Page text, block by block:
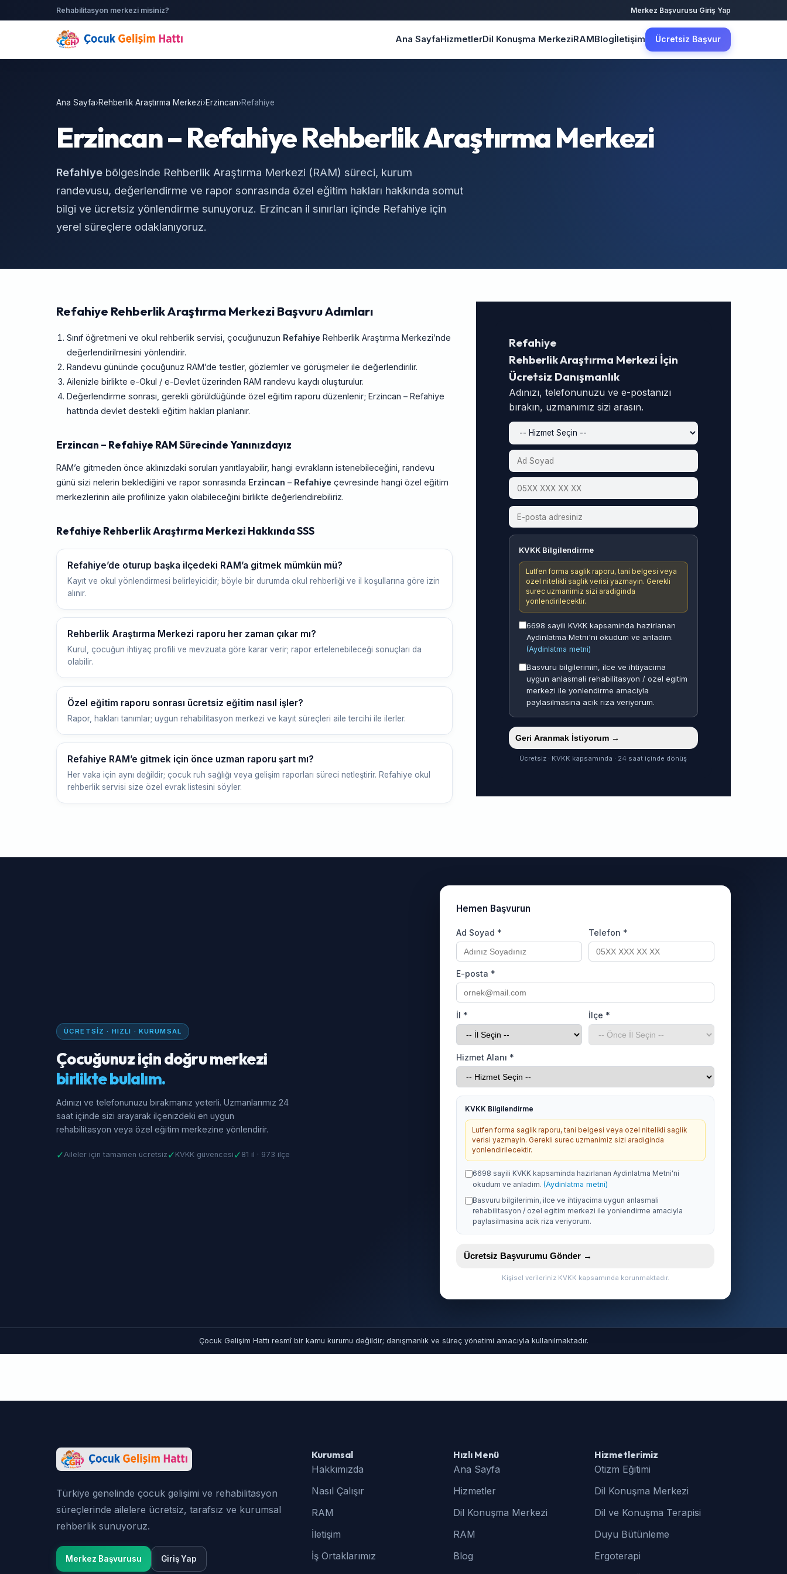
Rehabilitasyon merkezi misiniz? Merkez Başvurusu·Giriş Yap
Ana SayfaHizmetlerDil Konuşma MerkeziRAMBlogİletişim Ücretsiz Başvur
Ana Sayfa›Rehberlik Araştırma Merkezi›Erzincan›Refahiye
Erzincan – Refahiye Rehberlik Araştırma Merkezi
Refahiye bölgesinde Rehberlik Araştırma Merkezi (RAM) süreci, kurum
randevusu, değerlendirme ve rapor sonrasında özel eğitim hakları hakkında somut
bilgi ve ücretsiz yönlendirme sunuyoruz. Erzincan il sınırları içinde Refahiye için
yerel süreçlere odaklanıyoruz.
Refahiye Rehberlik Araştırma Merkezi Başvuru Adımları
Sınıf öğretmeni ve okul rehberlik servisi, çocuğunuzun Refahiye Rehberlik Araştırma Merkezi’nde
değerlendirilmesini yönlendirir.
Randevu gününde çocuğunuz RAM’de testler, gözlemler ve görüşmeler ile değerlendirilir.
Ailenizle birlikte e-Okul / e-Devlet üzerinden RAM randevu kaydı oluşturulur.
Değerlendirme sonrası, gerekli görüldüğünde özel eğitim raporu düzenlenir; Erzincan – Refahiye
hattında devlet destekli eğitim hakları planlanır.
Erzincan – Refahiye RAM Sürecinde Yanınızdayız
RAM’e gitmeden önce aklınızdaki soruları yanıtlayabilir, hangi evrakların istenebileceğini, randevu
günü sizi nelerin beklediğini ve rapor sonrasında Erzincan – Refahiye çevresinde hangi özel eğitim
merkezlerinin aile profilinize yakın olabileceğini birlikte değerlendirebiliriz.
Refahiye Rehberlik Araştırma Merkezi Hakkında SSS
Refahiye’de oturup başka ilçedeki RAM’a gitmek mümkün mü?
Kayıt ve okul yönlendirmesi belirleyicidir; böyle bir durumda okul rehberliği ve il koşullarına göre izin
alınır.
Rehberlik Araştırma Merkezi raporu her zaman çıkar mı?
Kurul, çocuğun ihtiyaç profili ve mevzuata göre karar verir; rapor ertelenebileceği sonuçları da
olabilir.
Özel eğitim raporu sonrası ücretsiz eğitim nasıl işler?
Rapor, hakları tanımlar; uygun rehabilitasyon merkezi ve kayıt süreçleri aile tercihi ile ilerler.
Refahiye RAM’e gitmek için önce uzman raporu şart mı?
Her vaka için aynı değildir; çocuk ruh sağlığı veya gelişim raporları süreci netleştirir. Refahiye okul
rehberlik servisi size özel evrak listesini söyler.
Refahiye
Rehberlik Araştırma Merkezi İçin
Ücretsiz Danışmanlık
Adınızı, telefonunuzu ve e-postanızı
bırakın, uzmanımız sizi arasın.
KVKK Bilgilendirme
Lutfen forma saglik raporu, tani belgesi veya
ozel nitelikli saglik verisi yazmayin. Gerekli
surec uzmanimiz sizi aradiginda
yonlendirilecektir.
6698 sayili KVKK kapsaminda hazirlanan
Aydinlatma Metni'ni okudum ve anladim.
(Aydinlatma metni)
Basvuru bilgilerimin, ilce ve ihtiyacima
uygun anlasmali rehabilitasyon / ozel egitim
merkezi ile yonlendirme amaciyla
paylasilmasina acik riza veriyorum.
Geri Aranmak İstiyorum →
Ücretsiz · KVKK kapsamında · 24 saat içinde dönüş
ÜCRETSIZ · HIZLI · KURUMSAL
Çocuğunuz için doğru merkezi
birlikte bulalım.
Adınızı ve telefonunuzu bırakmanız yeterli. Uzmanlarımız 24
saat içinde sizi arayarak ilçenizdeki en uygun
rehabilitasyon veya özel eğitim merkezine yönlendirir.
✓Aileler için tamamen ücretsiz ✓ KVKK güvencesi ✓ 81 il · 973 ilçe
Hemen Başvurun
Ad Soyad * Telefon *
E-posta *
İl * İlçe *
Hizmet Alanı *
KVKK Bilgilendirme
Lutfen forma saglik raporu, tani belgesi veya ozel nitelikli saglik
verisi yazmayin. Gerekli surec uzmanimiz sizi aradiginda
yonlendirilecektir.
6698 sayili KVKK kapsaminda hazirlanan Aydinlatma Metni'ni
okudum ve anladim. (Aydinlatma metni)
Basvuru bilgilerimin, ilce ve ihtiyacima uygun anlasmali
rehabilitasyon / ozel egitim merkezi ile yonlendirme amaciyla
paylasilmasina acik riza veriyorum.
Ücretsiz Başvurumu Gönder →
Kişisel verileriniz KVKK kapsamında korunmaktadır.
Çocuk Gelişim Hattı resmî bir kamu kurumu değildir; danışmanlık ve süreç yönetimi amacıyla kullanılmaktadır.
Türkiye genelinde çocuk gelişimi ve rehabilitasyon
süreçlerinde ailelere ücretsiz, tarafsız ve kurumsal
rehberlik sunuyoruz.
Merkez Başvurusu Giriş Yap
Kurumsal
Hakkımızda
Nasıl Çalışır
RAM
İletişim
İş Ortaklarımız
Hızlı Menü
Ana Sayfa
Hizmetler
Dil Konuşma Merkezi
RAM
Blog
Hizmetlerimiz
Otizm Eğitimi
Dil Konuşma Merkezi
Dil ve Konuşma Terapisi
Duyu Bütünleme
Ergoterapi